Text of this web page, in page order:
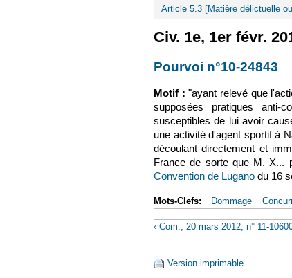
Article 5.3 [Matière délictuelle
Civ. 1e, 1er févr.
Pourvoi n°10-24843
Motif : "ayant relevé que
supposées pratiques anti-
susceptibles de lui avoir
une activité d'agent sportif à
découlant directement et
France de sorte que M. X...
Convention de Lugano (le lien
du 16
Mots-Clefs: Dommage
‹ Com., 20 mars 2012, n° 11-
Version imprimable